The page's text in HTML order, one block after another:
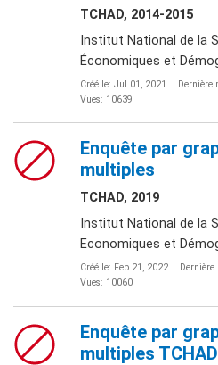
TCHAD, 2014-2015
Institut National de la
Économiques et
Créé le: Jul 01, 2021
Dernière
Vues: 10639
Enquête par
multiples
TCHAD, 2019
Institut National de la
Economiques et
Créé le: Feb 21, 2022
Vues: 10060
Enquête par
multiples